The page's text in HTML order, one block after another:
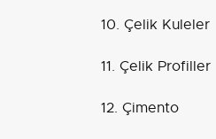
10. Çelik Kuleler
11. Çelik Profiller
12. Çimento